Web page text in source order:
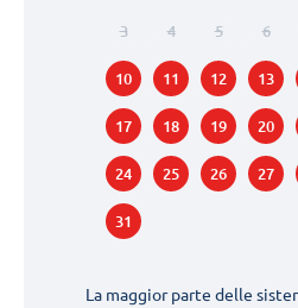
La maggior parte delle
3 4 5 6
10 11 12 13
17 18 19 20
24 25 26 27
31